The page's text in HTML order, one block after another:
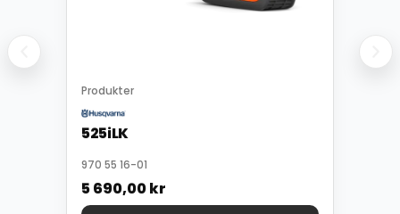
Produkter
525iLK
970 55 16-01
5 690,00kr